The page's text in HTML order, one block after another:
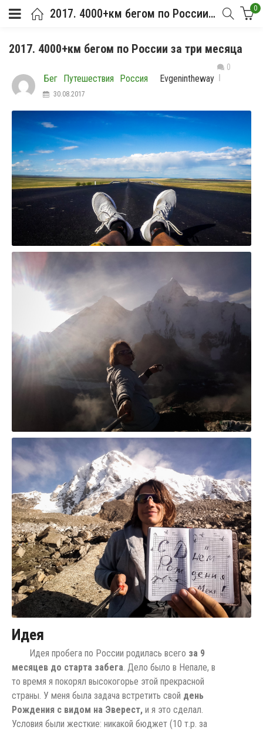
2017. 4000+км бегом по России за три месяца 0
0
2017. 4000+км бегом по России за три месяца
Evgenintheway
Бег Путешествия Россия
30.08.2017
Идея
Идея пробега по России родилась всего за 9
месяцев до старта забега . Дело было в Непале, в
то время я покорял высокогорье этой прекрасной
страны. У меня была задача встретить свой день
Рождения с видом на Эверест, и я это сделал.
Условия были жесткие: никакой бюджет (10 т.р. за